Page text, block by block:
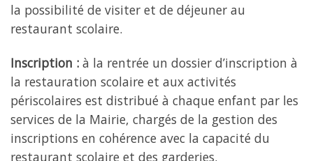
la possibilité de visiter et de déjeuner au
restaurant scolaire.
Inscription : à la rentrée un dossier d’inscription à
la restauration scolaire et aux activités
périscolaires est distribué à chaque enfant par les
services de la Mairie, chargés de la gestion des
inscriptions en cohérence avec la capacité du
restaurant scolaire et des garderies.